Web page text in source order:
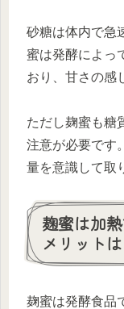
砂糖は体内で急
蜜は発酵によっ
おり、甘さの感
ただし麹蜜も糖
注意が必要です
量を意識して取
麹蜜は加
メリット
麹蜜は発酵食品